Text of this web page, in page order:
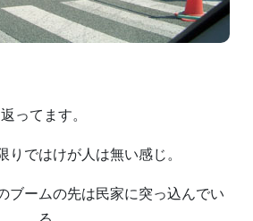
ってます。
りではけが人は無い感じ。
ブームの先は民家に突っ込んでい